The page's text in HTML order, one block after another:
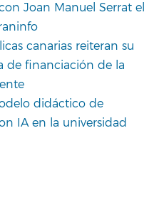
Joan Manuel Serrat el
canarias reiteran su
de financiación de la
didáctico de
IA en la universidad